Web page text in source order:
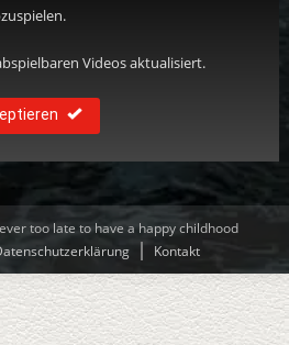
Videos aktualisiert.
too late to have a happy childhood
Kontakt